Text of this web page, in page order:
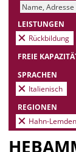
LEISTUNGEN
Rückbildung
FREIE
SPRACHEN
Italienisch
REGIONEN
Hahn-Lemden